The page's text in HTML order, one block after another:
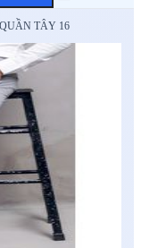
QUẦN TÂY 16